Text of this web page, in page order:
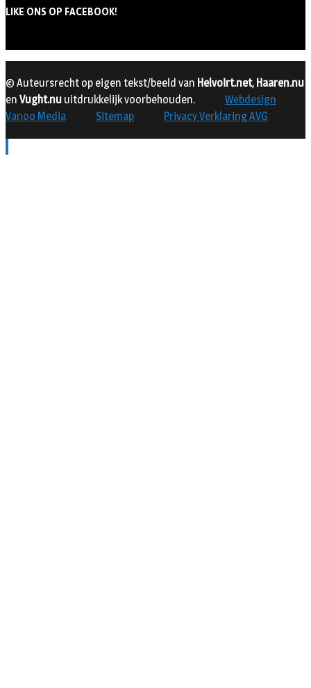
LIKE ONS OP FACEBOOK!
© Auteursrecht op eigen tekst/beeld van Helvoirt.net, Haaren.nu
en Vught.nu uitdrukkelijk voorbehouden.
Webdesign
Vanoo Media
Sitemap Privacy Verklaring AVG